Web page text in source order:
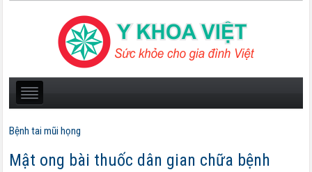
Bệnh tai mũi họng
Mật ong bài thuốc dân gian chữa bệnh